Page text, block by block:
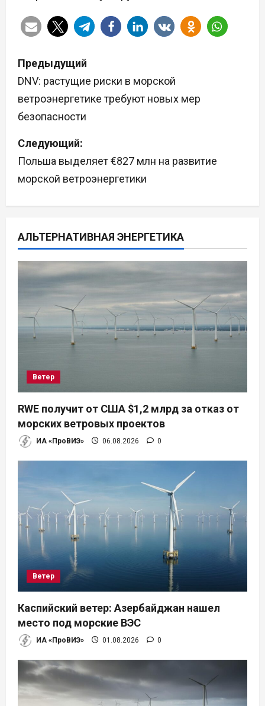
Н
а
в
г
а
ц
и
я
п
о
з
п
и
с
я
м
Предыдущий
DNV: растущие риски в морской
ветроэнергетике требуют новых мер
безопасности
Следующий:
Польша выделяет €827 млн на развитие
морской ветроэнергетики
АЛЬТЕРНАТИВНАЯ ЭНЕРГЕТИКА
Ветер
RWE получит от США $1,2 млрд за отказ от
морских ветровых проектов
ИА «ПроВИЭ» 06.08.2026 0
Ветер
Каспийский ветер: Азербайджан нашел
место под морские ВЭС
ИА «ПроВИЭ» 01.08.2026 0